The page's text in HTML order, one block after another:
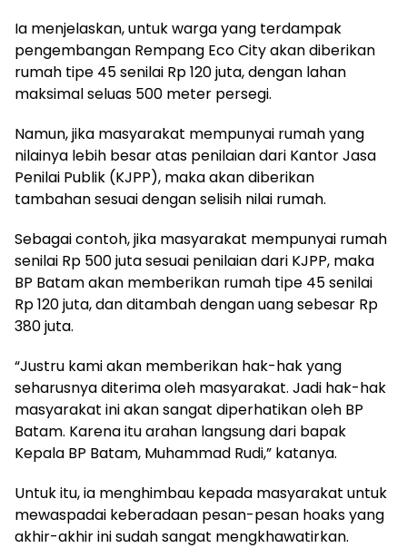
Ia menjelaskan, untuk warga yang terdampak
pengembangan Rempang Eco City akan diberikan
rumah tipe 45 senilai Rp 120 juta, dengan lahan
maksimal seluas 500 meter persegi.
Namun, jika masyarakat mempunyai rumah yang
nilainya lebih besar atas penilaian dari Kantor Jasa
Penilai Publik (KJPP), maka akan diberikan
tambahan sesuai dengan selisih nilai rumah.
Sebagai contoh, jika masyarakat mempunyai rumah
senilai Rp 500 juta sesuai penilaian dari KJPP, maka
BP Batam akan memberikan rumah tipe 45 senilai
Rp 120 juta, dan ditambah dengan uang sebesar Rp
380 juta.
“Justru kami akan memberikan hak-hak yang
seharusnya diterima oleh masyarakat. Jadi hak-hak
masyarakat ini akan sangat diperhatikan oleh BP
Batam. Karena itu arahan langsung dari bapak
Kepala BP Batam, Muhammad Rudi,” katanya.
Untuk itu, ia menghimbau kepada masyarakat untuk
mewaspadai keberadaan pesan-pesan hoaks yang
akhir-akhir ini sudah sangat mengkhawatirkan.